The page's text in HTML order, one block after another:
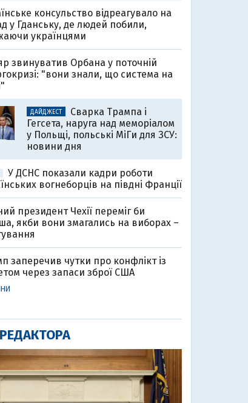
консульство відреагувало на
у Гданську, де людей побили,
українцями
звинуватив Орбана у поточній
"вони знали, що система на
ДАЙДЖЕСТ
Сварка Трампа і
Гегсета, наруга над меморіалом
у Польщі, польські МіГи для ЗСУ:
новини дня
У ДСНС показали кадри роботи
вогнеборців на півдні Франції
президент Чехії переміг би
якби вони змагались на виборах –
заперечив чутки про конфлікт із
через запаси зброї США